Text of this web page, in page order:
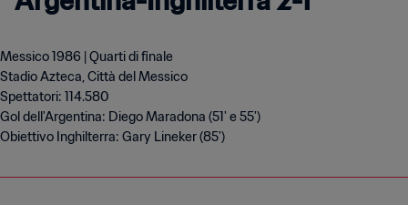
Messico 1986 | Quarti di finale
Stadio Azteca, Città del Messico
Spettatori: 114.580
Gol dell'Argentina: Diego Maradona (51' e 55')
Obiettivo Inghilterra: Gary Lineker (85')